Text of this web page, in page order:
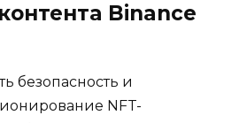
Binance
безопасность и
NFT-